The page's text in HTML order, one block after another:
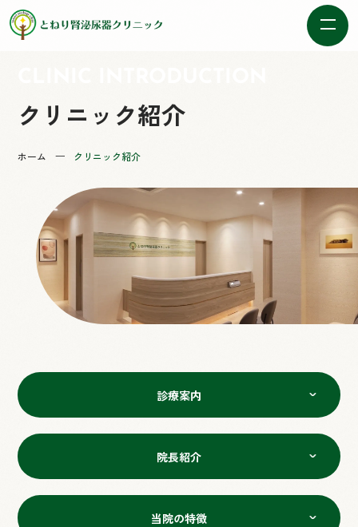
クリニック紹介
ホーム ー クリニック紹介
診療案内
院長紹介
当院の特徴